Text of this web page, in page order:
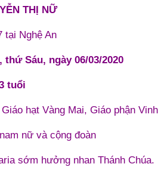
THỊ NỮ
tại Nghệ An
thứ Sáu, ngày 06/03/2020
tuổi
hạt Vàng Mai, Giáo phận Vinh
nữ và cộng đoàn
sớm hưởng nhan Thánh Chúa.